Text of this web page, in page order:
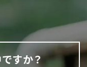
すか？